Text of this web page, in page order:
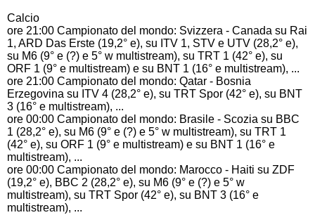
Calcio
ore 21:00 Campionato del mondo: Svizzera - Canada su Rai
1, ARD Das Erste (19,2° e), su ITV 1, STV e UTV (28,2° e),
su M6 (9° e (?) e 5° w multistream), su TRT 1 (42° e), su
ORF 1 (9° e multistream) e su BNT 1 (16° e multistream), ...
ore 21:00 Campionato del mondo: Qatar - Bosnia
Erzegovina su ITV 4 (28,2° e), su TRT Spor (42° e), su BNT
3 (16° e multistream), ...
ore 00:00 Campionato del mondo: Brasile - Scozia su BBC
1 (28,2° e), su M6 (9° e (?) e 5° w multistream), su TRT 1
(42° e), su ORF 1 (9° e multistream) e su BNT 1 (16° e
multistream), ...
ore 00:00 Campionato del mondo: Marocco - Haiti su ZDF
(19,2° e), BBC 2 (28,2° e), su M6 (9° e (?) e 5° w
multistream), su TRT Spor (42° e), su BNT 3 (16° e
multistream), ...